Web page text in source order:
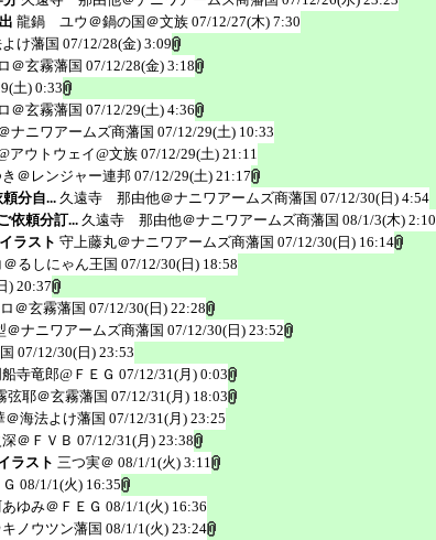
龍鍋 ユウ＠鍋の国＠文族 07/12/27(木) 7:30
け藩国 07/12/28(金) 3:09
＠玄霧藩国 07/12/28(金) 3:18
土) 0:33
＠玄霧藩国 07/12/29(土) 4:36
ナニワアームズ商藩国 07/12/29(土) 10:33
アウトウェイ@文族 07/12/29(土) 21:11
＠レンジャー連邦 07/12/29(土) 21:17
分自... 久遠寺 那由他＠ナニワアームズ商藩国 07/12/30(日) 4:54
依頼分訂... 久遠寺 那由他＠ナニワアームズ商藩国 08/1/3(木) 2:10
ラスト 守上藤丸＠ナニワアームズ商藩国 07/12/30(日) 16:14
るしにゃん王国 07/12/30(日) 18:58
) 20:37
＠玄霧藩国 07/12/30(日) 22:28
＠ナニワアームズ商藩国 07/12/30(日) 23:52
07/12/30(日) 23:53
船寺竜郎@ＦＥＧ 07/12/31(月) 0:03
弦耶＠玄霧藩国 07/12/31(月) 18:03
＠海法よけ藩国 07/12/31(月) 23:25
＠ＦＶＢ 07/12/31(月) 23:38
ラスト 三つ実＠ 08/1/1(火) 3:11
08/1/1(火) 16:35
ゆみ＠ＦＥＧ 08/1/1(火) 16:36
ノウツン藩国 08/1/1(火) 23:24